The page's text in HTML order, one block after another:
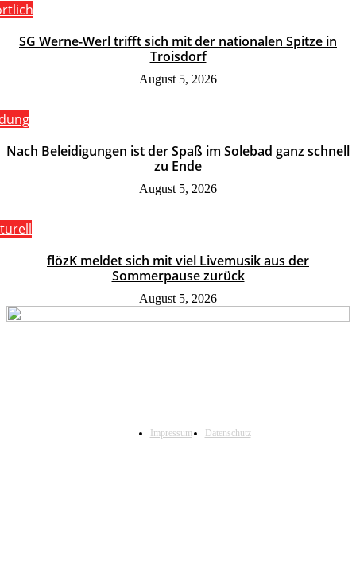
SG Werne-Werl trifft sich mit der nationalen Spitze in
Troisdorf
August 5, 2026
Nach Beleidigungen ist der Spaß im Solebad ganz schnell
zu Ende
August 5, 2026
flözK meldet sich mit viel Livemusik aus der
Sommerpause zurück
August 5, 2026
Impressum Datenschutz